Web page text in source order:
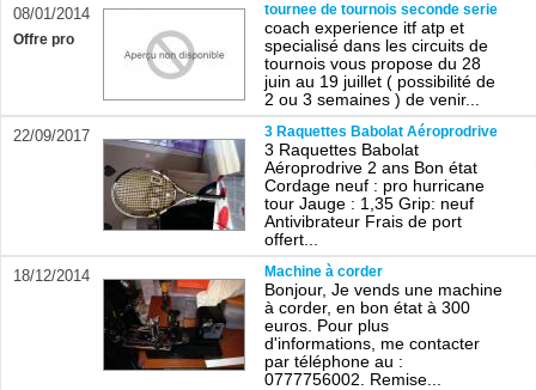
08/01/2014
Offre pro
tournee de tournois seconde serie
coach experience itf atp et
specialisé dans les circuits de
tournois vous propose du 28
juin au 19 juillet ( possibilité de
2 ou 3 semaines ) de venir...
22/09/2017 3 Raquettes Babolat Aéroprodrive
3 Raquettes Babolat
Aéroprodrive 2 ans Bon état
Cordage neuf : pro hurricane
tour Jauge : 1,35 Grip: neuf
Antivibrateur Frais de port
offert...
18/12/2014 Machine à corder
Bonjour, Je vends une machine
à corder, en bon état à 300
euros. Pour plus
d'informations, me contacter
par téléphone au :
0777756002. Remise...